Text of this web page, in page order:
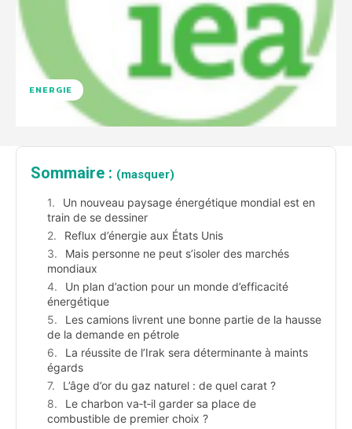
ENERGIE
Sommaire : (masquer)
Un nouveau paysage énergétique mondial est en
train de se dessiner
Reflux d’énergie aux États Unis
Mais personne ne peut s’isoler des marchés
mondiaux
Un plan d’action pour un monde d’efficacité
énergétique
Les camions livrent une bonne partie de la hausse
de la demande en pétrole
La réussite de l’Irak sera déterminante à maints
égards
L’âge d’or du gaz naturel : de quel carat ?
Le charbon va‐t‐il garder sa place de
combustible de premier choix ?